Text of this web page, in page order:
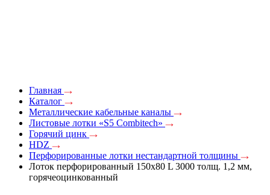
Главная
Каталог
Металлические кабельные каналы
Листовые лотки «S5 Combitech»
Горячий цинк
HDZ
Перфорированные лотки нестандартной толщины
Лоток перфорированный 150х80 L 3000 толщ. 1,2 мм,
горячеоцинкованный